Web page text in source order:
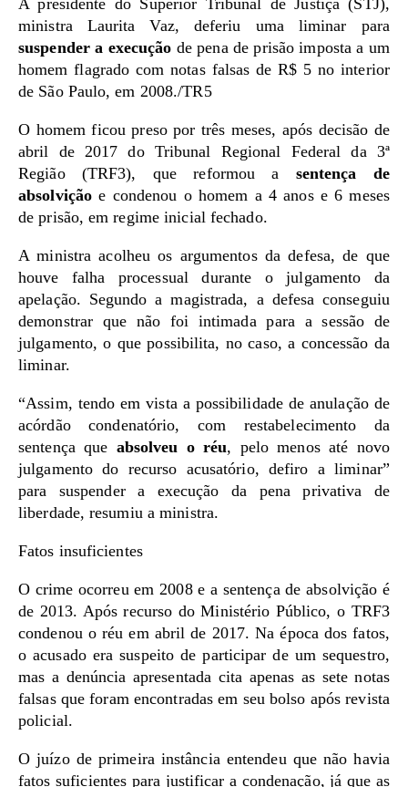
A presidente do Superior Tribunal de Justiça (STJ),
ministra Laurita Vaz, deferiu uma liminar para
suspender a execução de pena de prisão imposta a um
homem flagrado com notas falsas de R$ 5 no interior
de São Paulo, em 2008./TR5
O homem ficou preso por três meses, após decisão de
abril de 2017 do Tribunal Regional Federal da 3ª
Região (TRF3), que reformou a sentença de
absolvição e condenou o homem a 4 anos e 6 meses
de prisão, em regime inicial fechado.
A ministra acolheu os argumentos da defesa, de que
houve falha processual durante o julgamento da
apelação. Segundo a magistrada, a defesa conseguiu
demonstrar que não foi intimada para a sessão de
julgamento, o que possibilita, no caso, a concessão da
liminar.
“Assim, tendo em vista a possibilidade de anulação de
acórdão condenatório, com restabelecimento da
sentença que absolveu o réu, pelo menos até novo
julgamento do recurso acusatório, defiro a liminar”
para suspender a execução da pena privativa de
liberdade, resumiu a ministra.
Fatos insuficientes
O crime ocorreu em 2008 e a sentença de absolvição é
de 2013. Após recurso do Ministério Público, o TRF3
condenou o réu em abril de 2017. Na época dos fatos,
o acusado era suspeito de participar de um sequestro,
mas a denúncia apresentada cita apenas as sete notas
falsas que foram encontradas em seu bolso após revista
policial.
O juízo de primeira instância entendeu que não havia
fatos suficientes para justificar a condenação, já que as